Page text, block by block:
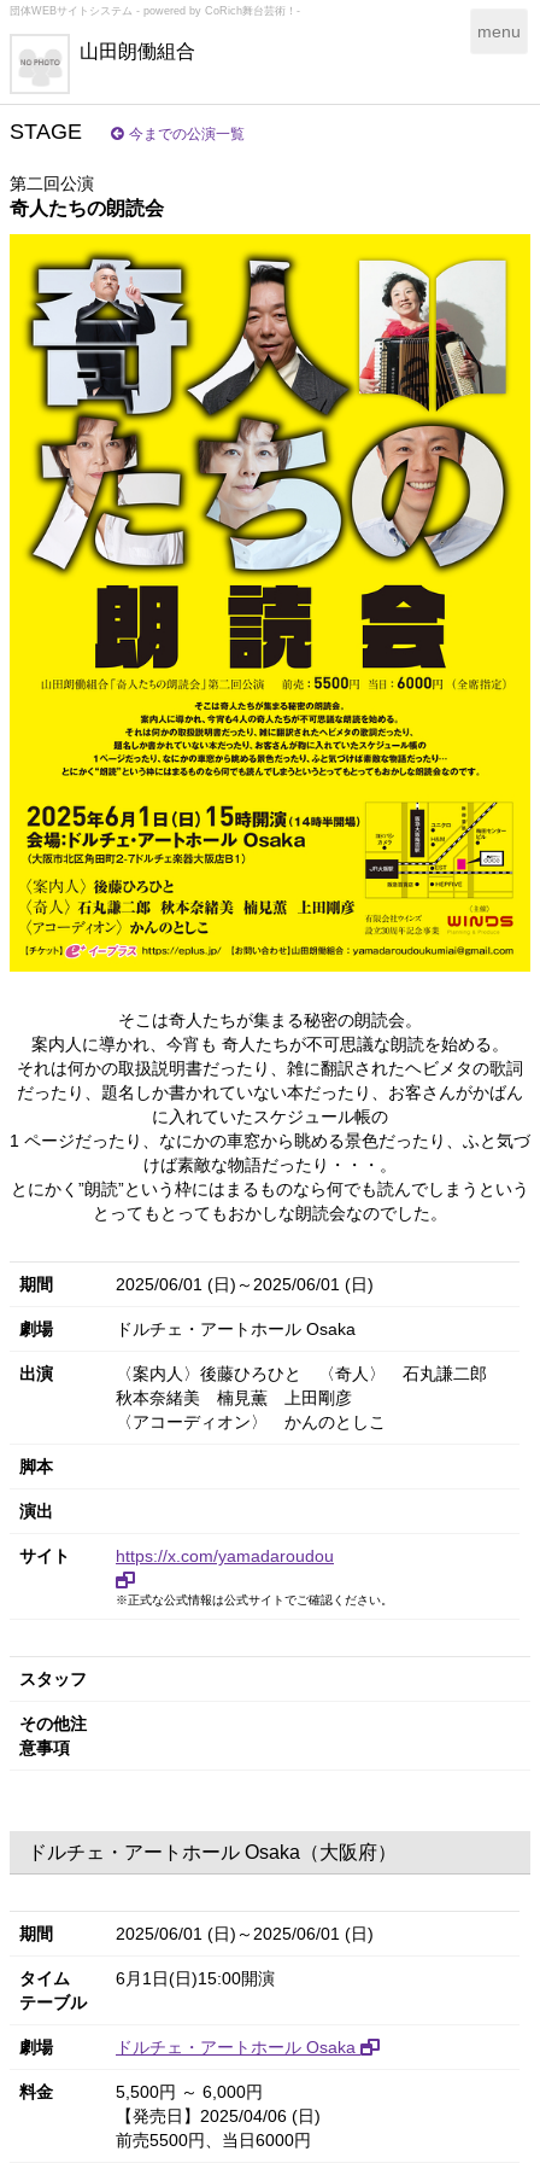
団体WEBサイトシステム - powered by CoRich舞台芸術！-
山田朗働組合
T
g
t
o
n
menu
STAGE 今までの公演一覧
第二回公演
奇人たちの朗読会
そこは奇人たちが集まる秘密の朗読会。
案内人に導かれ、今宵も 奇人たちが不可思議な朗読を始める。
それは何かの取扱説明書だったり、雑に翻訳されたヘビメタの歌詞
だったり、題名しか書かれていない本だったり、お客さんがかばん
に入れていたスケジュール帳の
1 ページだったり、なにかの車窓から眺める景色だったり、ふと気づ
けば素敵な物語だったり・・・。
とにかく”朗読”という枠にはまるものなら何でも読んでしまうという
とってもとってもおかしな朗読会なのでした。
期間 2025/06/01 (日)～2025/06/01 (日)
劇場 ドルチェ・アートホール Osaka
出演 〈案内人〉後藤ひろひと 〈奇人〉
石丸謙二郎
秋本奈緒美
楠見薫
上田剛彦
〈アコーディオン〉
かんのとしこ
脚本
演出
サイト https://x.com/yamadaroudou
※正式な公式情報は公式サイトでご確認ください。
スタッフ
その他注
意事項
ドルチェ・アートホール Osaka（大阪府）
期間 2025/06/01 (日)～2025/06/01 (日)
タイム
テーブル
6月1日(日)15:00開演
劇場 ドルチェ・アートホール Osaka
料金
5,500円 ～ 6,000円
【発売日】2025/04/06 (日)
前売5500円、当日6000円